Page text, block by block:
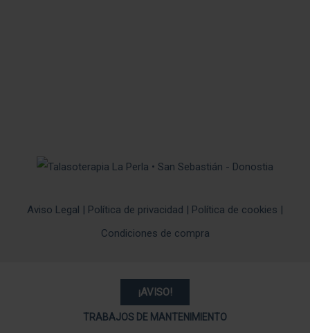
Aviso Legal | Política de privacidad | Política de cookies |
Condiciones de compra
¡AVISO!
TRABAJOS DE MANTENIMIENTO